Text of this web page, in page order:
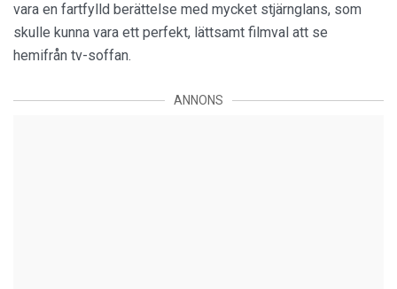
vara en fartfylld berättelse med mycket stjärnglans, som
skulle kunna vara ett perfekt, lättsamt filmval att se
hemifrån tv-soffan.
ANNONS